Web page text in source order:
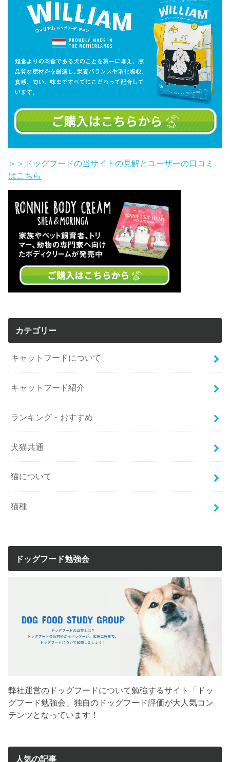
＞＞ドッグフードの当サイトの見解とユーザーの口コミ
はこちら
カテゴリー
キャットフードについて
キャットフード紹介
ランキング・おすすめ
犬猫共通
猫について
猫種
ドッグフード勉強会
弊社運営のドッグフードについて勉強するサイト「ドッ
グフード勉強会」独自のドッグフード評価が大人気コン
テンツとなっています！
人気の記事